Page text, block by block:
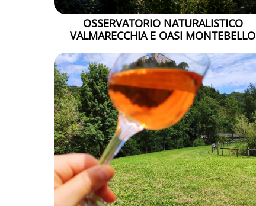
OSSERVATORIO NATURALISTICO
VALMARECCHIA E OASI MONTEBELLO